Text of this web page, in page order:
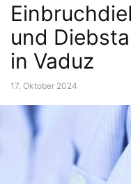
und
in Vaduz
17. Oktober 2024